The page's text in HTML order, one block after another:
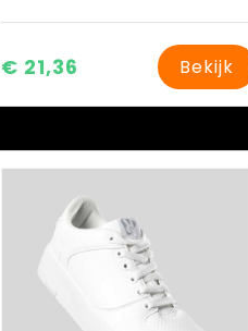
€ 21,36 Bekijk